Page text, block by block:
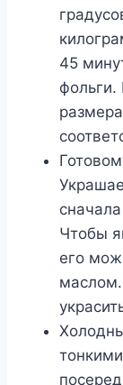
45
фольги.
Чтобы
его